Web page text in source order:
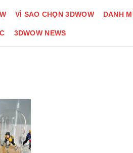
VÌ SAO CHỌN 3DWOW DANH
3DWOW NEWS